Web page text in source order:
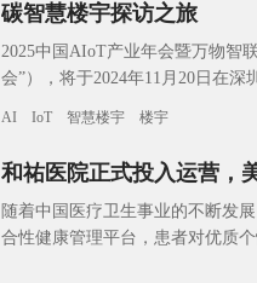
碳智慧楼宇探访之旅
2025中国AIoT产业年会暨万物智
会”），将于2024年11月20日在
AI IoT 智慧楼宇 楼宇
和祐医院正式投入运营，
随着中国医疗卫生事业的不断发
合性健康管理平台，患者对优质